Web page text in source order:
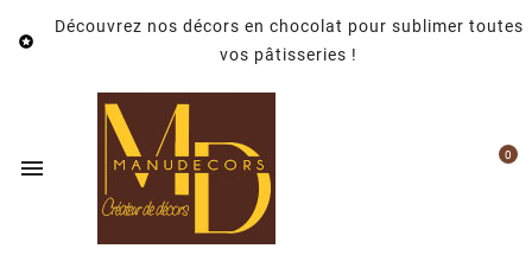

Découvrez nos décors en chocolat pour sublimer toutes
vos pâtisseries !
 0